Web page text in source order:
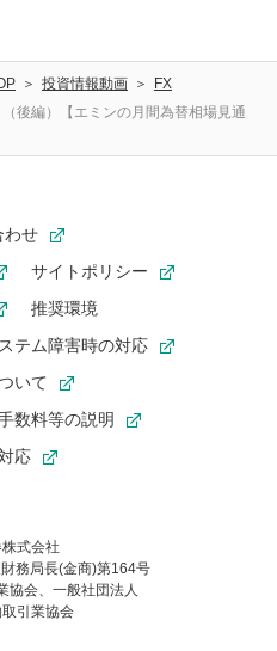
投資情報動画
FX
後編）【エミンの月間為替相場見通
わせ
サイトポリシー
推奨環境
テム障害時の対応
いて
数料等の説明
応
株式会社
務局長(金商)第164号
協会、一般社団法人
引業協会
限定の機能です。
らいつでもお気に入りのコンテ
。